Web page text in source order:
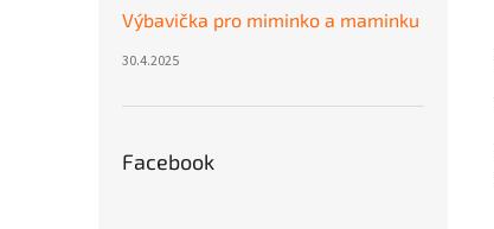
Výbavička pro miminko a maminku
30.4.2025
Facebook